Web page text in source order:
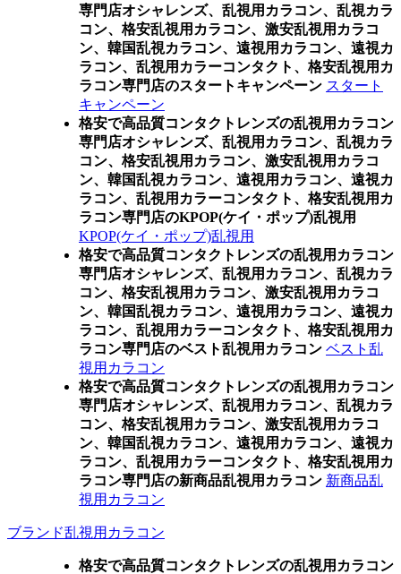
専門店オシャレンズ、乱視用カラコン、乱視カラ
コン、格安乱視用カラコン、激安乱視用カラコ
ン、韓国乱視カラコン、遠視用カラコン、遠視カ
ラコン、乱視用カラーコンタクト、格安乱視用カ
ラコン専門店のスタートキャンペーン スタート
キャンペーン
格安で高品質コンタクトレンズの乱視用カラコン
専門店オシャレンズ、乱視用カラコン、乱視カラ
コン、格安乱視用カラコン、激安乱視用カラコ
ン、韓国乱視カラコン、遠視用カラコン、遠視カ
ラコン、乱視用カラーコンタクト、格安乱視用カ
ラコン専門店のKPOP(ケイ・ポップ)乱視用
KPOP(ケイ・ポップ)乱視用
格安で高品質コンタクトレンズの乱視用カラコン
専門店オシャレンズ、乱視用カラコン、乱視カラ
コン、格安乱視用カラコン、激安乱視用カラコ
ン、韓国乱視カラコン、遠視用カラコン、遠視カ
ラコン、乱視用カラーコンタクト、格安乱視用カ
ラコン専門店のベスト乱視用カラコン ベスト乱
視用カラコン
格安で高品質コンタクトレンズの乱視用カラコン
専門店オシャレンズ、乱視用カラコン、乱視カラ
コン、格安乱視用カラコン、激安乱視用カラコ
ン、韓国乱視カラコン、遠視用カラコン、遠視カ
ラコン、乱視用カラーコンタクト、格安乱視用カ
ラコン専門店の新商品乱視用カラコン 新商品乱
視用カラコン
ブランド乱視用カラコン
格安で高品質コンタクトレンズの乱視用カラコン